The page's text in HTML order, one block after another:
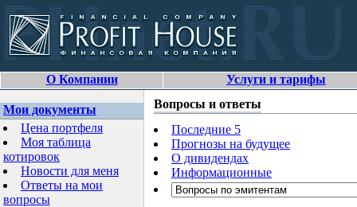
О Компании Услуги и тарифы
Мои документы
Цена портфеля
Моя таблица
котировок
Новости для меня
Ответы на мои
вопросы
Вопросы и ответы
Последние 5
Прогнозы на будущее
О дивидендах
Информационные